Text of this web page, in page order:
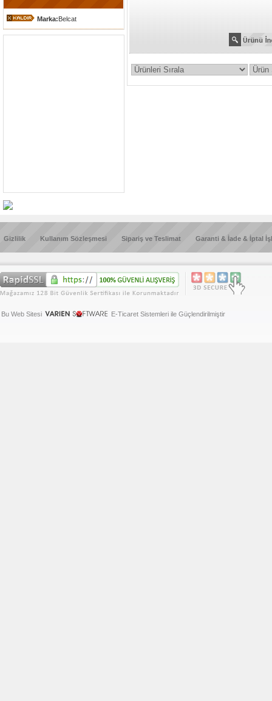
Marka:Belcat
Gizlilik Kullanım Sözleşmesi Sipariş ve Teslimat Garanti & İade & İptal
Bu Web Sitesi E-Ticaret Sistemleri ile Güçlendirilmiştir